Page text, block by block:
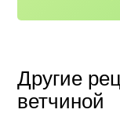
Другие
ветчиной